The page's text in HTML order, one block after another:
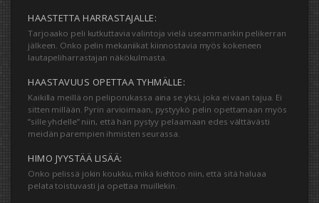
HAASTETTA HARRASTAJALLE:
Tarjoaako peli kutkuttavia valintoja vielä useammankin pelikerran
jälkeen. Onko pelin mekaniikat kiinnostavia myös kokeneen
lautapeliharrastajan näkökulmasta.
HAASTAVUUS OPETTAA TYHMÄLLE:
Kaikilla meillä on peliporukassa aina se yksi, joka ei vaan tajua. Ei
sitten millään. Pyrin arvioimaan, pystyykö pelin opettamaan myös
”sille yhdelle” niin, että hän pystyy pelaamaan edes välttävästi
meidän parempien ihmisten seurassa.
HIMO JYYSTÄÄ LISÄÄ:
Onko pelissä jokin koukku, mikä kiehtoo niin, että sitä haluaa
pelata toistuvasti ja opettaa muillekin.